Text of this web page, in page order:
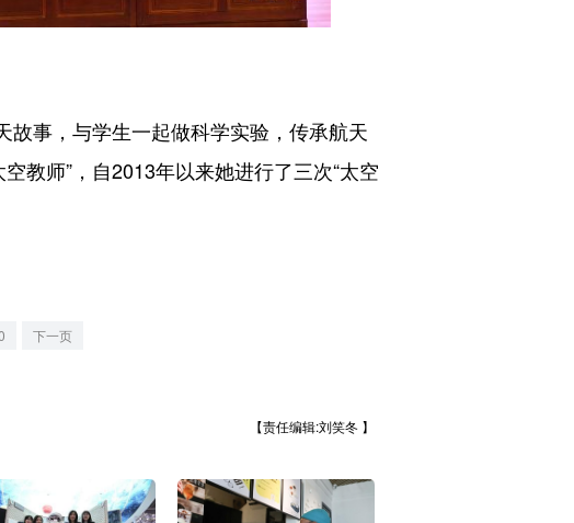
事，与学生一起做科学实验，传承航天
教师”，自2013年以来她进行了三次“太空
下一页
【责任编辑:刘笑冬 】